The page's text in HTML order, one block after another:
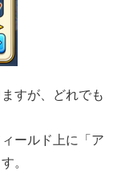
すが、どれでも
ールド上に「ア
。